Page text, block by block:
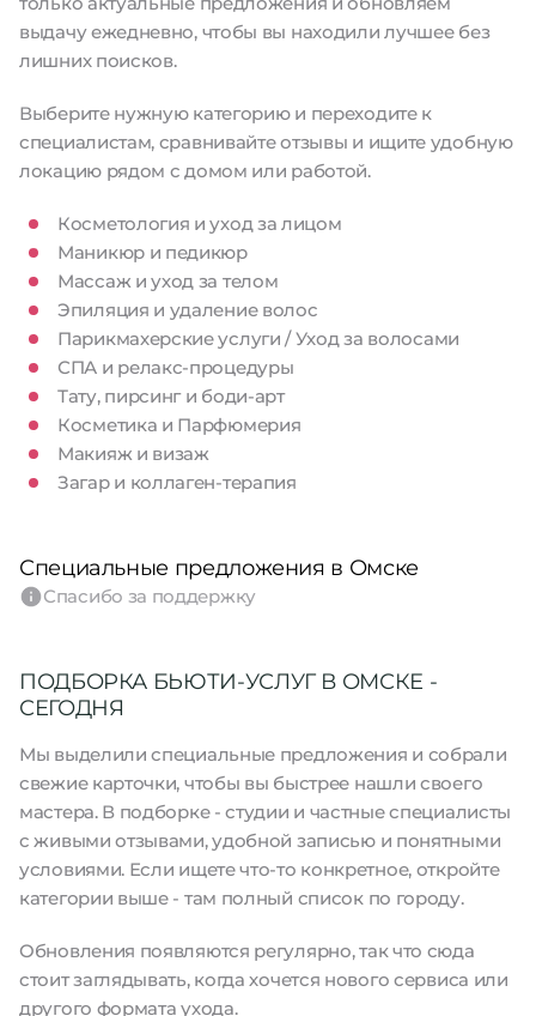
выдачу ежедневно, чтобы вы находили лучшее без
лишних поисков.
Выберите нужную категорию и переходите к
специалистам, сравнивайте отзывы и ищите удобную
локацию рядом с домом или работой.
Косметология и уход за лицом
Маникюр и педикюр
Массаж и уход за телом
Эпиляция и удаление волос
Парикмахерские услуги / Уход за волосами
СПА и релакс-процедуры
Тату, пирсинг и боди-арт
Косметика и Парфюмерия
Макияж и визаж
Загар и коллаген-терапия
Специальные предложения в Омске
Спасибо за поддержку
ПОДБОРКА БЬЮТИ-УСЛУГ В ОМСКЕ -
СЕГОДНЯ
Мы выделили специальные предложения и собрали
свежие карточки, чтобы вы быстрее нашли своего
мастера. В подборке - студии и частные специалисты
с живыми отзывами, удобной записью и понятными
условиями. Если ищете что-то конкретное, откройте
категории выше - там полный список по городу.
Обновления появляются регулярно, так что сюда
стоит заглядывать, когда хочется нового сервиса или
другого формата ухода.